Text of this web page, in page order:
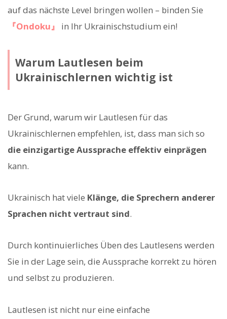
auf das nächste Level bringen wollen – binden Sie
『Ondoku』
in Ihr Ukrainischstudium ein!
Warum Lautlesen beim
Ukrainischlernen wichtig ist
Der Grund, warum wir Lautlesen für das
Ukrainischlernen empfehlen, ist, dass man sich so
die einzigartige Aussprache effektiv einprägen
kann.
Ukrainisch hat viele Klänge, die Sprechern anderer
Sprachen nicht vertraut sind.
Durch kontinuierliches Üben des Lautlesens werden
Sie in der Lage sein, die Aussprache korrekt zu hören
und selbst zu produzieren.
Lautlesen ist nicht nur eine einfache